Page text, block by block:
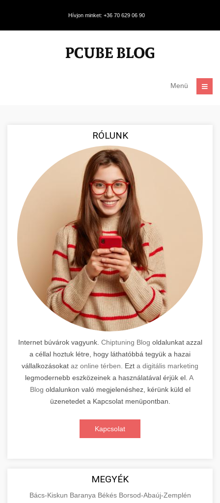
Hívjon minket: +36 70 629 06 90
Menü
RÓLUNK
Internet búvárok vagyunk. Chiptuning Blog oldalunkat azzal
a céllal hoztuk létre, hogy láthatóbbá tegyük a hazai
vállalkozásokat az online térben . Ezt a digitális marketing
legmodernebb eszközeinek a használatával érjük el. A
Blog oldalunkon való megjelenéshez, kérünk küld el
üzenetedet a Kapcsolat menüpontban.
Kapcsolat
MEGYÉK
Bács-Kiskun Baranya Békés Borsod-Abaúj-Zemplén